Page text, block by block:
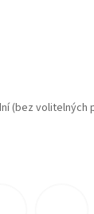
(bez volitelných